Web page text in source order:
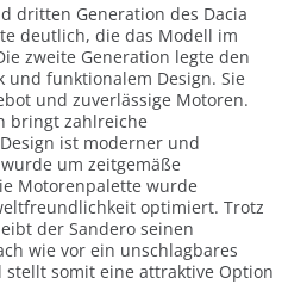
dritten Generation des Dacia
deutlich, die das Modell im
zweite Generation legte den
funktionalem Design. Sie
und zuverlässige Motoren.
bringt zahlreiche
ist moderner und
um zeitgemäße
Motorenpalette wurde
optimiert. Trotz
der Sandero seinen
wie vor ein unschlagbares
stellt somit eine attraktive Option